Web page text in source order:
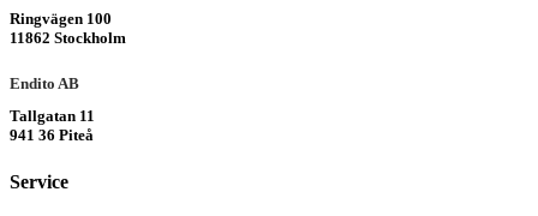
Ringvägen 100
11862 Stockholm
Endito AB
Tallgatan 11
941 36 Piteå
Service